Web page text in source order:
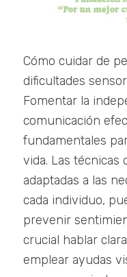
Cómo cuidar de
dificultades
Fomentar la
comunicación
fundamentales
vida. Las técnicas
adaptadas a las
cada individuo,
prevenir
crucial hablar
emplear ayudas